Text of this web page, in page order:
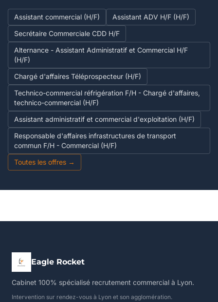
Assistant commercial (H/F)
Assistant ADV H/F (H/F)
Secrétaire Commerciale CDD H/F
Alternance - Assistant Administratif et Commercial H/F
(H/F)
Chargé d'affaires Téléprospecteur (H/F)
Technico-commercial réfrigération F/H - Chargé d'affaires,
technico-commercial (H/F)
Assistant administratif et commercial d'exploitation (H/F)
Responsable d'affaires infrastructures de transport
commun F/H - Commercial (H/F)
Toutes les offres →
Eagle Rocket
Cabinet 100% spécialisé recrutement commercial à Lyon.
Intervention sur rendez-vous à Lyon et son agglomération.